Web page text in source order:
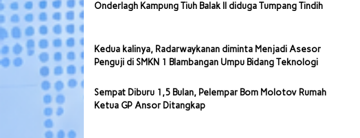
Onderlagh Kampung Tiuh Balak II diduga Tumpang Tindih
Kedua kalinya, Radarwaykanan diminta Menjadi Asesor
Penguji di SMKN 1 Blambangan Umpu Bidang Teknologi
Sempat Diburu 1,5 Bulan, Pelempar Bom Molotov Rumah
Ketua GP Ansor Ditangkap